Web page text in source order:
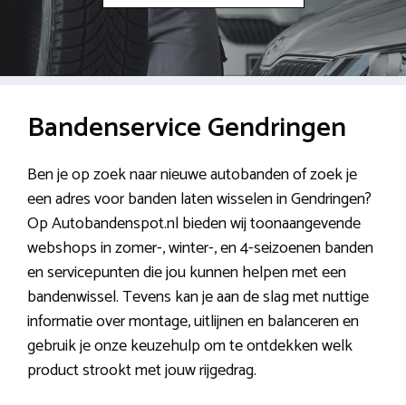
Bandenservice Gendringen
Ben je op zoek naar nieuwe autobanden of zoek je
een adres voor banden laten wisselen in Gendringen?
Op Autobandenspot.nl bieden wij toonaangevende
webshops in zomer-, winter-, en 4-seizoenen banden
en servicepunten die jou kunnen helpen met een
bandenwissel. Tevens kan je aan de slag met nuttige
informatie over montage, uitlijnen en balanceren en
gebruik je onze keuzehulp om te ontdekken welk
product strookt met jouw rijgedrag.